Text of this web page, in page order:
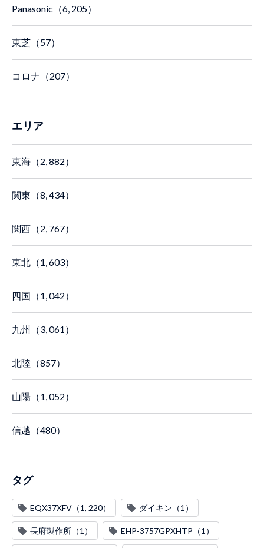
Panasonic（6, 205）
東芝（57）
コロナ（207）
エリア
東海（2, 882）
関東（8, 434）
関西（2, 767）
東北（1, 603）
四国（1, 042）
九州（3, 061）
北陸（857）
山陽（1, 052）
信越（480）
タグ
EQX37XFV（1, 220） ダイキン（1）
長府製作所（1） EHP-3757GPXHTP（1）